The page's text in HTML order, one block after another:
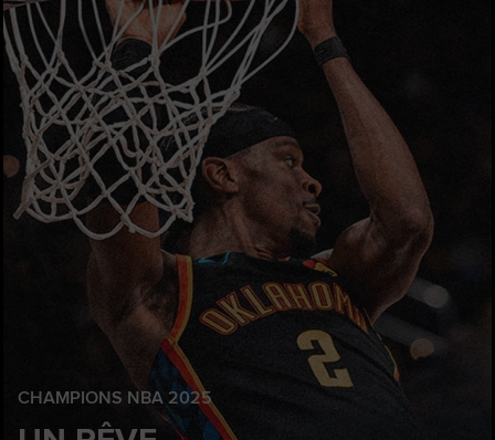
CHAMPIONS NBA 2025